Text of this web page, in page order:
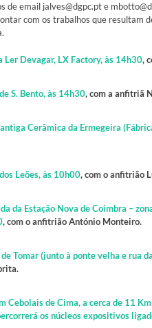
de email jalves@dgpc.pt e
com os trabalhos que resultam
Ler Devagar, LX Factory, às 14h30,
S. Bento, às 14h30, com a anfitriã
Cerâmica da Ermegeira
Leões, às 10h00, com o anfitrião
da Estação Nova de Coimbra –
, com o anfitrião António Monteiro.
Tomar (junto à ponte velha e rua
Cebolais de Cima, a cerca de 11
os núcleos expositivos